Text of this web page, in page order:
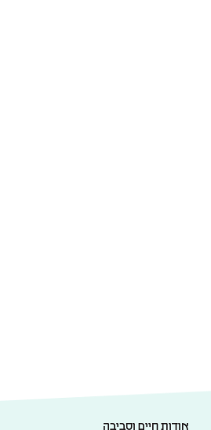
אודות חיים וסביבה